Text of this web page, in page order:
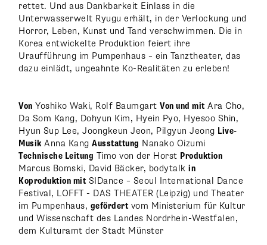
rettet. Und aus Dankbarkeit Einlass in die
Unterwasserwelt Ryugu erhält, in der Verlockung und
Horror, Leben, Kunst und Tand verschwimmen. Die in
Korea entwickelte Produktion feiert ihre
Uraufführung im Pumpenhaus – ein Tanztheater, das
dazu einlädt, ungeahnte Ko-Realitäten zu erleben!
Von Yoshiko Waki, Rolf BaumgartVon und mit Ara Cho,
Da Som Kang, Dohyun Kim, Hyein Pyo, Hyesoo Shin,
Hyun Sup Lee, Joongkeun Jeon, Pilgyun Jeong Live-
MusikAnna KangAusstattung Nanako Oizumi
Technische Leitung Timo von der Horst Produktion
Marcus Bomski, David Bäcker, bodytalkin
Koproduktion mit SIDance – Seoul International Dance
Festival, LOFFT - DAS THEATER (Leipzig) und Theater
im Pumpenhaus, gefördert vom Ministerium für Kultur
und Wissenschaft des Landes Nordrhein-Westfalen,
dem Kulturamt der Stadt Münster